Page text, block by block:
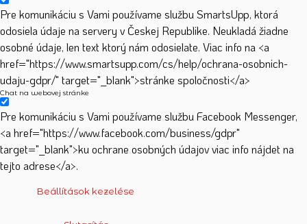
Pre komunikáciu s Vami používame službu SmartsUpp, ktorá
odosiela údaje na servery v Českej Republike. Neukladá žiadne
osobné údaje, len text ktorý nám odosielate. Viac info na <a
href="https://www.smartsupp.com/cs/help/ochrana-osobnich-
udaju-gdpr/" target="_blank">stránke spoločnosti</a>
Chat na webovej stránke
Pre komunikáciu s Vami používame službu Facebook Messenger,
<a href="https://www.facebook.com/business/gdpr"
target="_blank">ku ochrane osobných údajov viac info nájdet na
tejto adrese</a>.
Beállítások kezelése